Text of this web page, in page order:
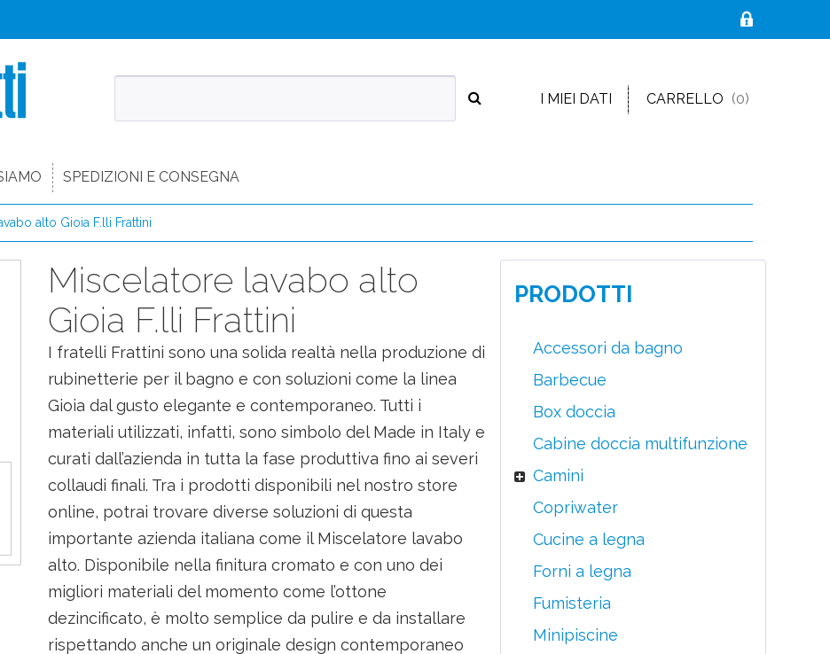
I MIEI DATI CARRELLO (0)
SPEDIZIONI E CONSEGNA
alto Gioia F.lli Frattini
Miscelatore lavabo alto
Gioia F.lli Frattini
I fratelli Frattini sono una solida realtà nella produzione di
rubinetterie per il bagno e con soluzioni come la linea
Gioia dal gusto elegante e contemporaneo. Tutti i
materiali utilizzati, infatti, sono simbolo del Made in Italy e
curati dall’azienda in tutta la fase produttiva fino ai severi
collaudi finali. Tra i prodotti disponibili nel nostro store
online, potrai trovare diverse soluzioni di questa
importante azienda italiana come il Miscelatore lavabo
alto. Disponibile nella finitura cromato e con uno dei
migliori materiali del momento come l’ottone
dezincificato, è molto semplice da pulire e da installare
rispettando anche un originale design contemporaneo
PRODOTTI
Accessori da bagno
Barbecue
Box doccia
Cabine doccia multifunzione
Camini
Copriwater
Cucine a legna
Forni a legna
Fumisteria
Minipiscine